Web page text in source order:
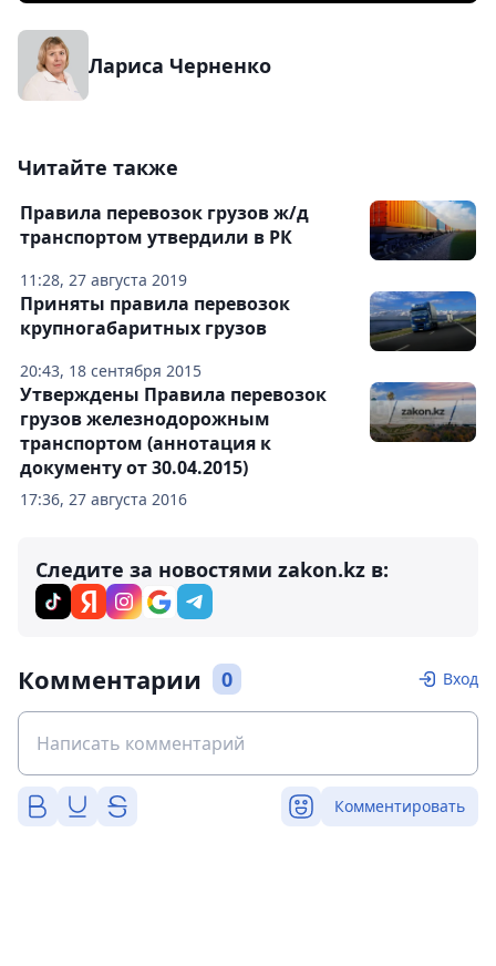
Лариса Черненко
Читайте также
11:28, 27 августа 2019
Правила перевозок грузов ж/д
транспортом утвердили в РК
20:43, 18 сентября 2015
Приняты правила перевозок
крупногабаритных грузов
17:36, 27 августа 2016
Утверждены Правила перевозок
грузов железнодорожным
транспортом (аннотация к
документу от 30.04.2015)
Следите за новостями zakon.kz в:
Комментарии 0 Вход
Комментировать